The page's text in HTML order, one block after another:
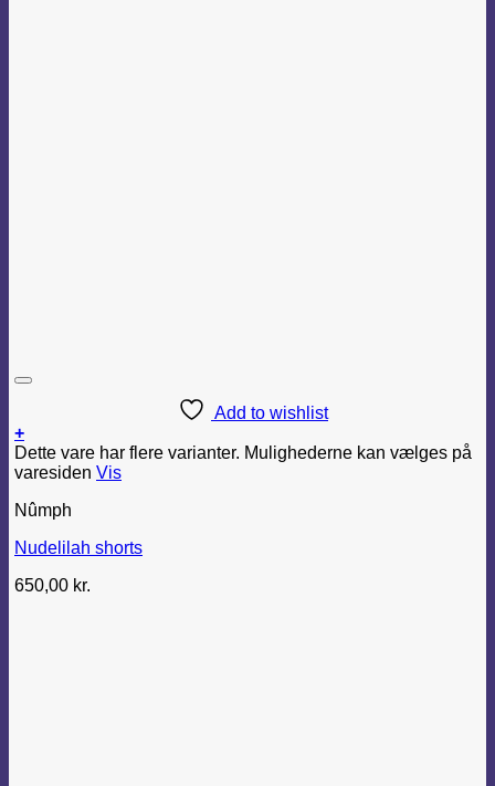
Add to wishlist
+
Dette vare har flere varianter. Mulighederne kan vælges på
varesiden Vis
Nûmph
Nudelilah shorts
650,00 kr.